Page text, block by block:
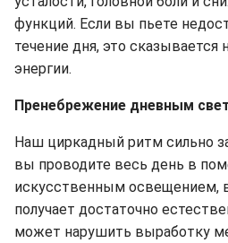
функций. Если вы пьете
течение дня, это сказывается
энергии.
Пренебрежение дневным
Наш циркадный ритм сильно
вы проводите весь день в
искусственным освещением,
получает достаточно
может нарушить выработку